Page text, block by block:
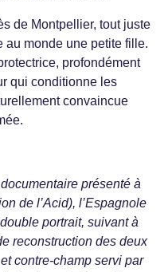
de Montpellier, tout juste
au monde une petite fille.
profondément
qui conditionne les
convaincue
présenté à
de l’Acid), l’Espagnole
portrait, suivant à
reconstruction des deux
contre-champ servi par